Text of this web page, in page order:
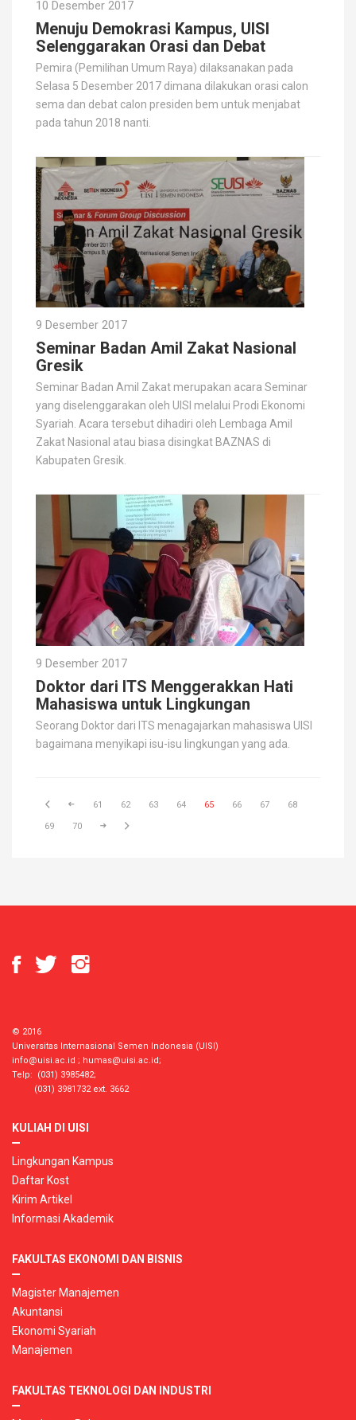
10 Desember 2017
Menuju Demokrasi Kampus, UISI
Selenggarakan Orasi dan Debat
Pemira (Pemilihan Umum Raya) dilaksanakan pada
Selasa 5 Desember 2017 dimana dilakukan orasi calon
sema dan debat calon presiden bem untuk menjabat
pada tahun 2018 nanti.
9 Desember 2017
Seminar Badan Amil Zakat Nasional
Gresik
Seminar Badan Amil Zakat merupakan acara Seminar
yang diselenggarakan oleh UISI melalui Prodi Ekonomi
Syariah. Acara tersebut dihadiri oleh Lembaga Amil
Zakat Nasional atau biasa disingkat BAZNAS di
Kabupaten Gresik.
9 Desember 2017
Doktor dari ITS Menggerakkan Hati
Mahasiswa untuk Lingkungan
Seorang Doktor dari ITS menagajarkan mahasiswa UISI
bagaimana menyikapi isu-isu lingkungan yang ada.
61 62 63 64 65 66 67 68
69 70
© 2016
Universitas Internasional Semen Indonesia (UISI)
info@uisi.ac.id ; humas@uisi.ac.id;
Telp: (031) 3985482;
(031) 3981732 ext. 3662
KULIAH DI UISI
Lingkungan Kampus
Daftar Kost
Kirim Artikel
Informasi Akademik
FAKULTAS EKONOMI DAN BISNIS
Magister Manajemen
Akuntansi
Ekonomi Syariah
Manajemen
FAKULTAS TEKNOLOGI DAN INDUSTRI